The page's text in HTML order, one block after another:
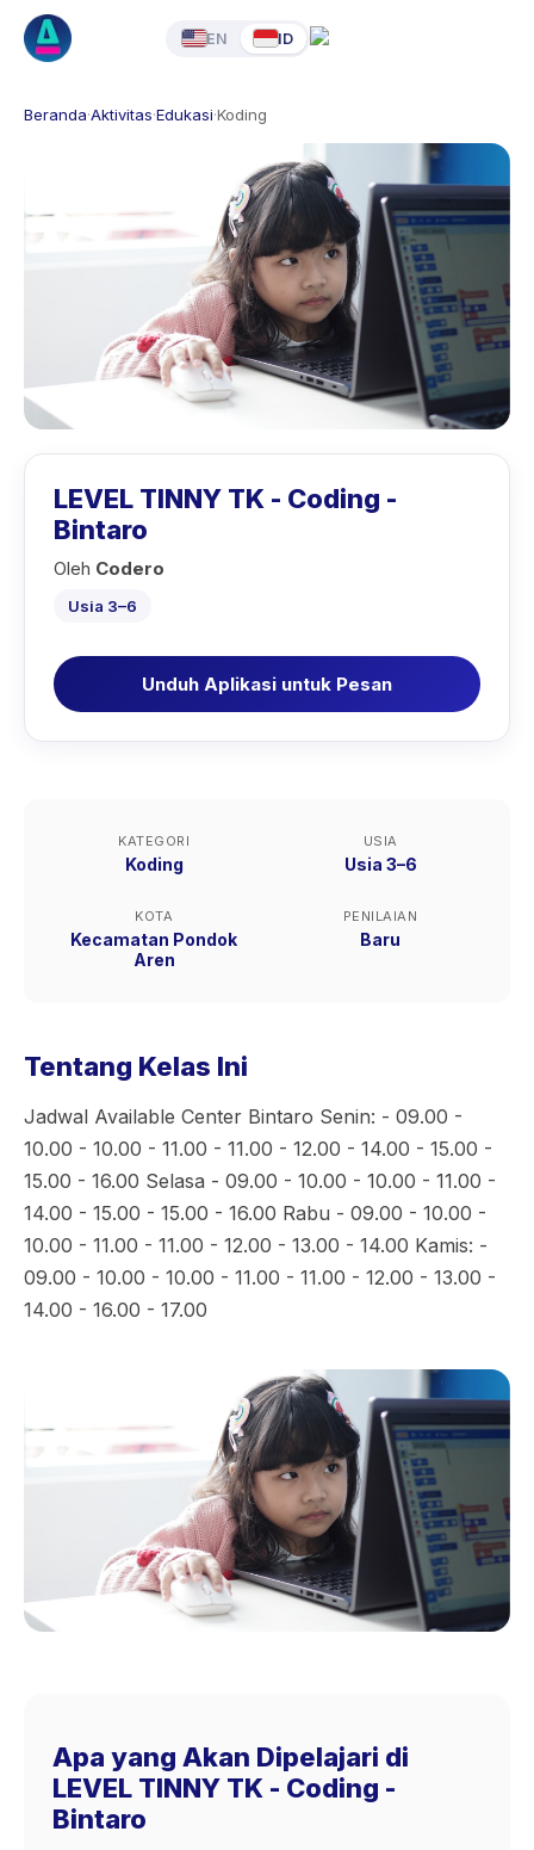
EN ID
Beranda·Aktivitas·Edukasi·Koding
LEVEL TINNY TK - Coding -
Bintaro
Oleh Codero
Usia 3–6
Unduh Aplikasi untuk Pesan
KATEGORI
Koding
USIA
Usia 3–6
KOTA
Kecamatan Pondok
Aren
PENILAIAN
Baru
Tentang Kelas Ini
Jadwal Available Center Bintaro Senin: - 09.00 -
10.00 - 10.00 - 11.00 - 11.00 - 12.00 - 14.00 - 15.00 -
15.00 - 16.00 Selasa - 09.00 - 10.00 - 10.00 - 11.00 -
14.00 - 15.00 - 15.00 - 16.00 Rabu - 09.00 - 10.00 -
10.00 - 11.00 - 11.00 - 12.00 - 13.00 - 14.00 Kamis: -
09.00 - 10.00 - 10.00 - 11.00 - 11.00 - 12.00 - 13.00 -
14.00 - 16.00 - 17.00
Apa yang Akan Dipelajari di
LEVEL TINNY TK - Coding -
Bintaro